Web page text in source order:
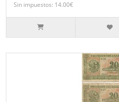
Sin impuestos: 14.00€